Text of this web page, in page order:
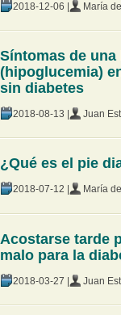
2018-12-06 | María
Síntomas de una
(hipoglucemia)
sin diabetes
2018-08-13 | Juan
¿Qué es el pie
2018-07-12 | María
Acostarse tarde
malo para la
2018-03-27 | Juan